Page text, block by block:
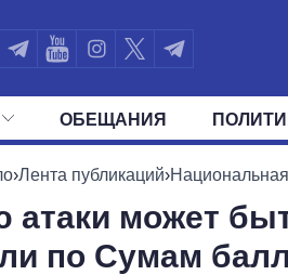
ОБЕЩАНИЯ
ВСЕ ПОЛИТИКИ ПРЕЗИДЕНТ И
›Лента публикаций›
атаки может
по Сумам